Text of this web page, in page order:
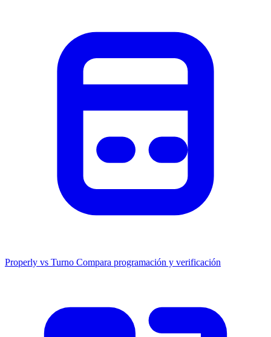
Properly vs Turno Compara programación y verificación